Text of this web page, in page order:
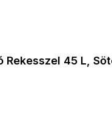
Rekesszel 45 L,